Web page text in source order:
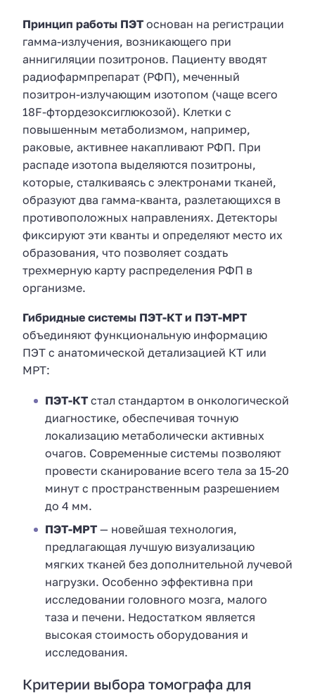
Принцип работы ПЭТ основан на регистрации
гамма-излучения, возникающего при
аннигиляции позитронов. Пациенту вводят
радиофармпрепарат (РФП), меченный
позитрон-излучающим изотопом (чаще всего
18F-фтордезоксиглюкозой). Клетки с
повышенным метаболизмом, например,
раковые, активнее накапливают РФП. При
распаде изотопа выделяются позитроны,
которые, сталкиваясь с электронами тканей,
образуют два гамма-кванта, разлетающихся в
противоположных направлениях. Детекторы
фиксируют эти кванты и определяют место их
образования, что позволяет создать
трехмерную карту распределения РФП в
организме.
Гибридные системы ПЭТ-КТ и ПЭТ-МРТ
объединяют функциональную информацию
ПЭТ с анатомической детализацией КТ или
МРТ:
ПЭТ-КТ стал стандартом в онкологической
диагностике, обеспечивая точную
локализацию метаболически активных
очагов. Современные системы позволяют
провести сканирование всего тела за 15-20
минут с пространственным разрешением
до 4 мм.
ПЭТ-МРТ — новейшая технология,
предлагающая лучшую визуализацию
мягких тканей без дополнительной лучевой
нагрузки. Особенно эффективна при
исследовании головного мозга, малого
таза и печени. Недостатком является
высокая стоимость оборудования и
исследования.
Критерии выбора томографа для